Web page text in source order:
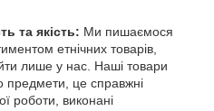
та якість: Ми пишаємося
етнічних товарів,
лише у нас. Наші товари
предмети, це справжні
роботи, виконані